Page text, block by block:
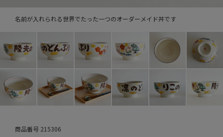
名前が入れられる世界でたった一つのオーダーメイド丼です
商品番号 215306